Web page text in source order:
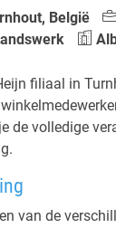
België
filiaal in
de volledige
van de